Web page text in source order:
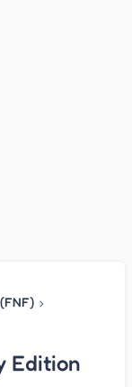
›
Edition